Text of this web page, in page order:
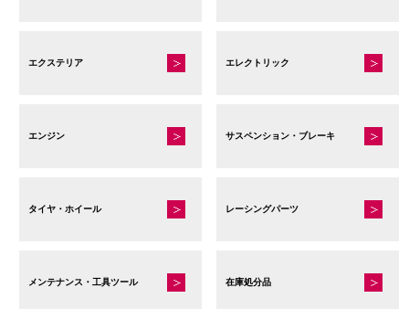
エクステリア エレクトリック
エンジン サスペンション・ブレーキ
タイヤ・ホイール レーシングパーツ
メンテナンス・工具ツール 在庫処分品